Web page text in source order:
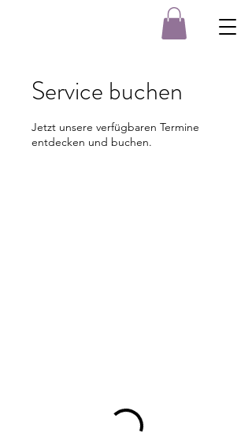
Service buchen
Jetzt unsere verfügbaren Termine
entdecken und buchen.